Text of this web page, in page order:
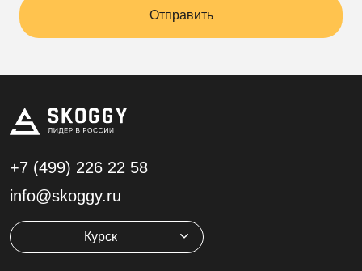
Отправить
+7 (499) 226 22 58
info@skoggy.ru
Курск